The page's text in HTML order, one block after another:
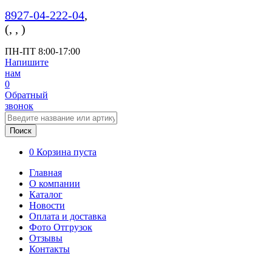
8927-04-222-04,
(, , )
ПН-ПТ 8:00-17:00
Напишите
нам
0
Обратный
звонок
Поиск
0 Корзина пуста
Главная
О компании
Каталог
Новости
Оплата и доставка
Фото Отгрузок
Отзывы
Контакты